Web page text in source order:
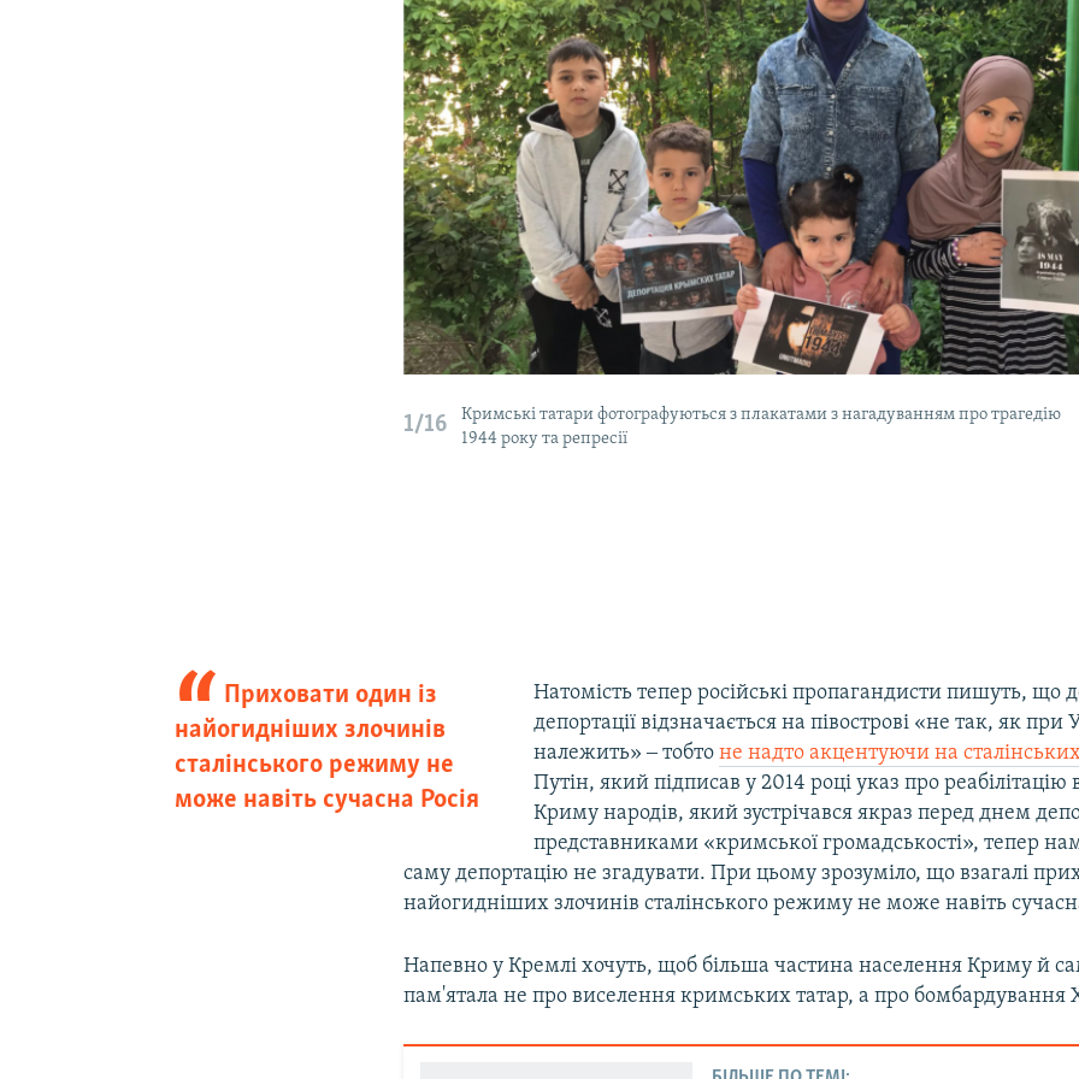
1/16
Кримські татари фотографуються з плакатами з нагадуванням про трагедію
1944 року та репресії
Приховати один із
найогидніших злочинів
сталінського режиму не
може навіть сучасна Росія
Натомість тепер російські пропагандисти пишуть, що
депортації відзначається на півострові «не так, як при
належить» ‒ тобто не надто акцентуючи на
Путін, який підписав у 2014 році указ про реабілітацію
Криму народів, який зустрічався якраз перед днем
представниками «кримської громадськості», тепер
саму депортацію не згадувати. При цьому зрозуміло, що взагалі
найогидніших злочинів сталінського режиму не може навіть
Напевно у Кремлі хочуть, щоб більша частина населення Криму й
пам'ятала не про виселення кримських татар, а про бомбардування